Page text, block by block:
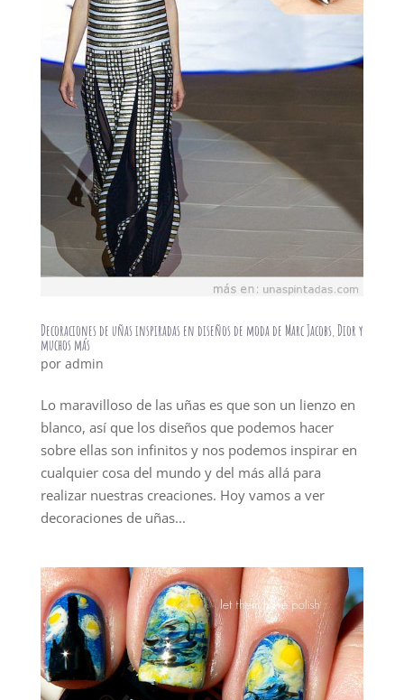
Decoraciones de uñas inspiradas en diseños de moda de Marc Jacobs, Dior y
muchos más
por admin
Lo maravilloso de las uñas es que son un lienzo en
blanco, así que los diseños que podemos hacer
sobre ellas son infinitos y nos podemos inspirar en
cualquier cosa del mundo y del más allá para
realizar nuestras creaciones. Hoy vamos a ver
decoraciones de uñas...